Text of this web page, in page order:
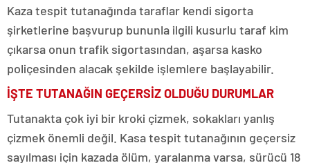
Kaza tespit tutanağında taraflar kendi sigorta
şirketlerine başvurup bununla ilgili kusurlu taraf kim
çıkarsa onun trafik sigortasından, aşarsa kasko
poliçesinden alacak şekilde işlemlere başlayabilir.
İŞTE TUTANAĞIN GEÇERSİZ OLDUĞU DURUMLAR
Tutanakta çok iyi bir kroki çizmek, sokakları yanlış
çizmek önemli değil. Kasa tespit tutanağının geçersiz
sayılması için kazada ölüm, yaralanma varsa, sürücü 18